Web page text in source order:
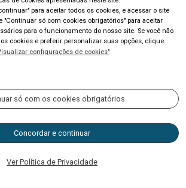
PDF Abrir
para aceitar todos os cookies, e acessar o site
"Continuar só com cookies obrigatórios" para aceitar
para o funcionamento do nosso site. Se você não
cookies e preferir personalizar suas opções, clique.
configurações de cookies"
só com os cookies obrigatórios
Concordar e continuar
Ver Política de Privacidade